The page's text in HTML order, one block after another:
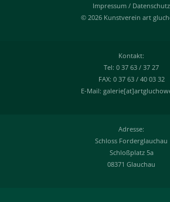
Impressum / Datenschutz
© 2026 Kunstverein art
Kontakt:
Tel: 0 37 63 / 37 27
FAX: 0 37 63 / 40 03 32
E-Mail:
Adresse:
Schloss Forderglauchau
Schloßplatz 5a
08371 Glauchau